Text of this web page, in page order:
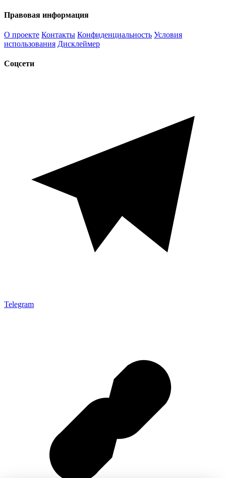
Правовая информация
О проекте Контакты Конфиденциальность Условия
использования Дисклеймер
Соцсети
Telegram